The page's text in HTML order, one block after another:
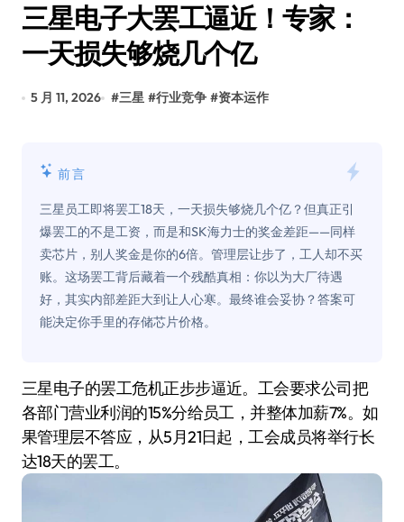
三星电子大罢工逼近！专家：
一天损失够烧几个亿
5 月 11, 2026 #三星 #行业竞争 #资本运作
前言
三星员工即将罢工18天，一天损失够烧几个亿？但真正引
爆罢工的不是工资，而是和SK海力士的奖金差距——同样
卖芯片，别人奖金是你的6倍。管理层让步了，工人却不买
账。这场罢工背后藏着一个残酷真相：你以为大厂待遇
好，其实内部差距大到让人心寒。最终谁会妥协？答案可
能决定你手里的存储芯片价格。
三星电子的罢工危机正步步逼近。工会要求公司把
各部门营业利润的15%分给员工，并整体加薪7%。如
果管理层不答应，从5月21日起，工会成员将举行长
达18天的罢工。